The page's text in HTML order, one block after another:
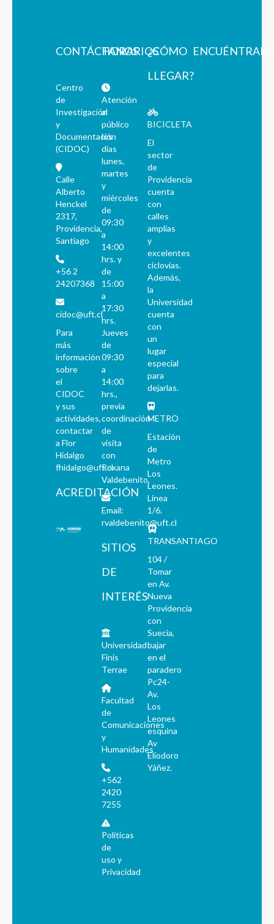
CONTÁCTANOS
Centro
de
Investigación
y
Documentación
(CIDOC)
Calle
Alberto
Henckel
2317,
Providencia,
Santiago
+56 2
24207368
cidoc@uft.cl
Para
más
información
sobre
el
CIDOC
y sus
actividades,
contactar
a Flor
Hidalgo
fhidalgo@uft.cl
ACREDITACIÓN
HORARIOS
Atención
al
público
los
días
lunes,
martes
y
miércoles
de
09:30
a
14:00
hrs. y
de
15:00
a
17:30
hrs.
Jueves
de
09:30
a
14:00
hrs.,
previa
coordinación
de
visita
con
Roxana
Valdebenito.
Email:
rvaldebenito@uft.cl
SITIOS
DE
INTERÉS
Universidad
Finis
Terrae
Facultad
de
Comunicaciones
y
Humanidades
+562
2420
7255
Políticas
de
uso y
Privacidad
¿CÓMO
LLEGAR?
BICICLETA
El
sector
de
Providencia
cuenta
con
calles
amplias
y
excelentes
ciclovías.
Además,
la
Universidad
cuenta
con
un
lugar
especial
para
dejarlas.
METRO
Estación
de
Metro
Los
Leones.
Línea
1/6.
TRANSANTIAGO
104 /
Tomar
en Av.
Nueva
Providencia
con
Suecia,
bajar
en el
paradero
Pc24-
Av.
Los
Leones
esquina
Av
Eliodoro
Yáñez.